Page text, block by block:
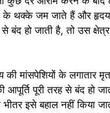
थक्के जम जाते हैं और हृदय
से बंद हो जाती है, तो उस
की मांसपेशियों के लगातार
आपूर्ति पूरी तरह से बंद हो
इसे बहाल नहीं किया